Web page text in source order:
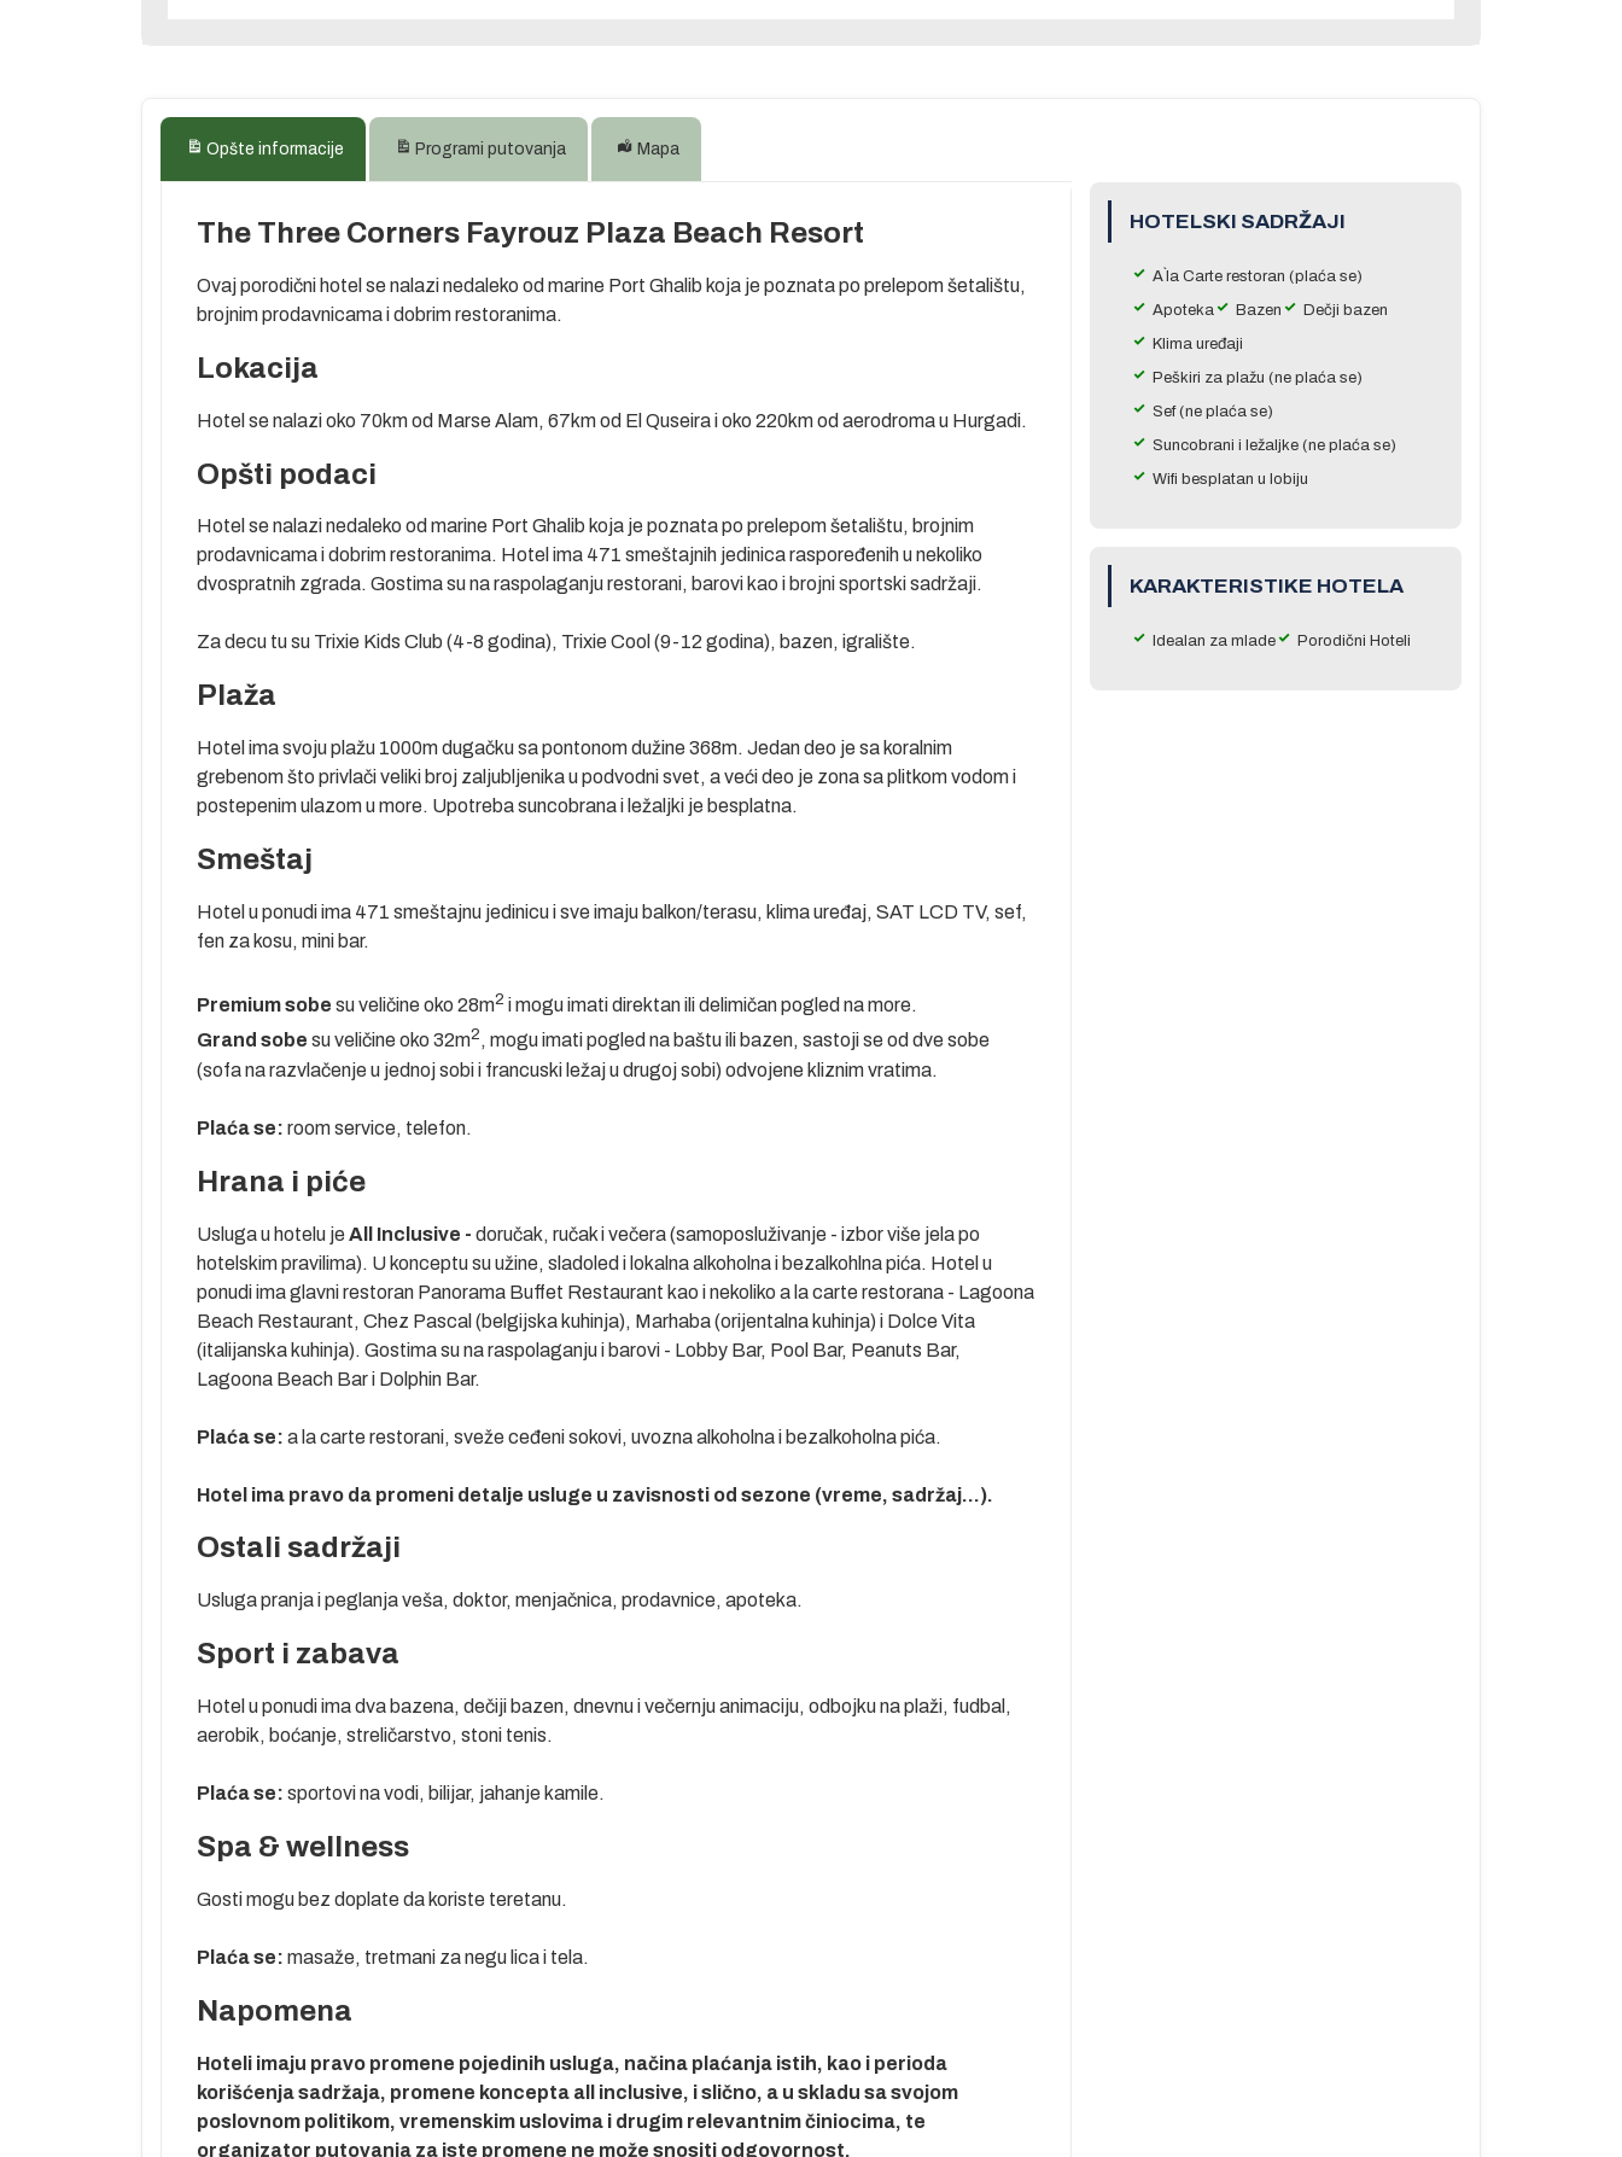
Opšte informacije Programi putovanja Mapa
The Three Corners Fayrouz Plaza Beach Resort
Ovaj porodični hotel se nalazi nedaleko od marine Port Ghalib koja je poznata po prelepom šetalištu,
brojnim prodavnicama i dobrim restoranima.
Lokacija
Hotel se nalazi oko 70km od Marse Alam, 67km od El Quseira i oko 220km od aerodroma u Hurgadi.
Opšti podaci
Hotel se nalazi nedaleko od marine Port Ghalib koja je poznata po prelepom šetalištu, brojnim
prodavnicama i dobrim restoranima. Hotel ima 471 smeštajnih jedinica raspoređenih u nekoliko
dvospratnih zgrada. Gostima su na raspolaganju restorani, barovi kao i brojni sportski sadržaji.
Za decu tu su Trixie Kids Club (4-8 godina), Trixie Cool (9-12 godina), bazen, igralište.
Plaža
Hotel ima svoju plažu 1000m dugačku sa pontonom dužine 368m. Jedan deo je sa koralnim
grebenom što privlači veliki broj zaljubljenika u podvodni svet, a veći deo je zona sa plitkom vodom i
postepenim ulazom u more. Upotreba suncobrana i ležaljki je besplatna.
Smeštaj
Hotel u ponudi ima 471 smeštajnu jedinicu i sve imaju balkon/terasu, klima uređaj, SAT LCD TV, sef,
fen za kosu, mini bar.
Premium sobe su veličine oko 28m2 i mogu imati direktan ili delimičan pogled na more.
Grand sobe su veličine oko 32m2, mogu imati pogled na baštu ili bazen, sastoji se od dve sobe
(sofa na razvlačenje u jednoj sobi i francuski ležaj u drugoj sobi) odvojene kliznim vratima.
Plaća se: room service, telefon.
Hrana i piće
Usluga u hotelu jeAll Inclusive - doručak, ručak i večera (samoposluživanje - izbor više jela po
hotelskim pravilima). U konceptu su užine, sladoled i lokalna alkoholna i bezalkohlna pića. Hotel u
ponudi ima glavni restoran Panorama Buffet Restaurant kao i nekoliko a la carte restorana - Lagoona
Beach Restaurant, Chez Pascal (belgijska kuhinja), Marhaba (orijentalna kuhinja) i Dolce Vita
(italijanska kuhinja). Gostima su na raspolaganju i barovi - Lobby Bar, Pool Bar, Peanuts Bar,
Lagoona Beach Bar i Dolphin Bar.
Plaća se: a la carte restorani, sveže ceđeni sokovi, uvozna alkoholna i bezalkoholna pića.
Hotel ima pravo da promeni detalje usluge u zavisnosti od sezone (vreme, sadržaj...).
Ostali sadržaji
Usluga pranja i peglanja veša, doktor, menjačnica, prodavnice, apoteka.
Sport i zabava
Hotel u ponudi ima dva bazena, dečiji bazen, dnevnu i večernju animaciju, odbojku na plaži, fudbal,
aerobik, boćanje, streličarstvo, stoni tenis.
Plaća se: sportovi na vodi, bilijar, jahanje kamile.
Spa & wellness
Gosti mogu bez doplate da koriste teretanu.
Plaća se: masaže, tretmani za negu lica i tela.
Napomena
Hoteli imaju pravo promene pojedinih usluga, načina plaćanja istih, kao i perioda
korišćenja sadržaja, promene koncepta all inclusive, i slično, a u skladu sa svojom
poslovnom politikom, vremenskim uslovima i drugim relevantnim činiocima, te
organizator putovanja za iste promene ne može snositi odgovornost.
HOTELSKI SADRŽAJI
A`la Carte restoran (plaća se)
Apoteka
Bazen
Dečji bazen
Klima uređaji
Peškiri za plažu (ne plaća se)
Sef (ne plaća se)
Suncobrani i ležaljke (ne plaća se)
Wifi besplatan u lobiju
KARAKTERISTIKE HOTELA
Idealan za mlade Porodični Hoteli